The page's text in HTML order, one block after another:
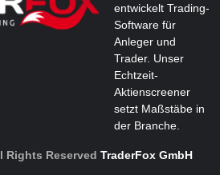
entwickelt Trading-
Software für
Anleger und
Trader. Unser
Echtzeit-
Aktienscreener
setzt Maßstäbe in
der Branche.
Rights Reserved TraderFox GmbH